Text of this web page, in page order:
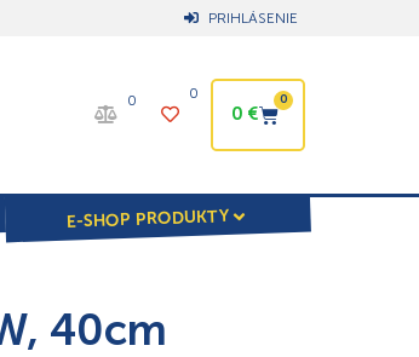
PRIHLÁSENIE
0 0
0€
0
E-SHOP PRODUKTY
40cm